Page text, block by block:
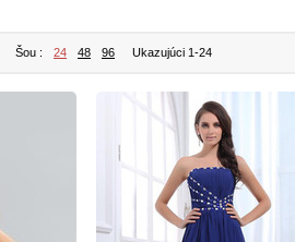
Šou : 24 48 96 Ukazujúci 1-24